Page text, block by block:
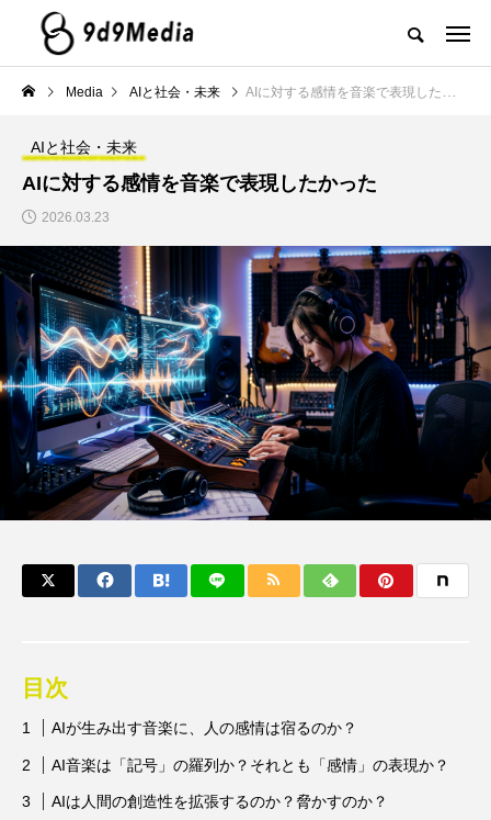
Media AIと社会・未来 AIに対する感情を音楽で表現したかった
AIと社会・未来
AIに対する感情を音楽で表現したかった
2026.03.23
目次
AIが生み出す音楽に、人の感情は宿るのか？
AI音楽は「記号」の羅列か？それとも「感情」の表現か？
AIは人間の創造性を拡張するのか？脅かすのか？